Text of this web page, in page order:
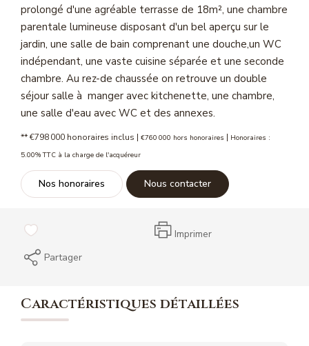
prolongé d'une agréable terrasse de 18m², une chambre
parentale lumineuse disposant d'un bel aperçu sur le
jardin, une salle de bain comprenant une douche,un WC
indépendant, une vaste cuisine séparée et une seconde
chambre. Au rez-de chaussée on retrouve un double
séjour salle à manger avec kitchenette, une chambre,
une salle d'eau avec WC et des annexes.
** €798 000 honoraires inclus | €760 000 hors honoraires | Honoraires :
5.00% TTC à la charge de l'acquéreur
Nos honoraires Nous contacter
Imprimer
Partager
Caractéristiques détaillées